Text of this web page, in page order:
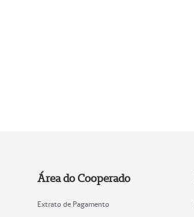
Área do Cooperado
Extrato de Pagamento